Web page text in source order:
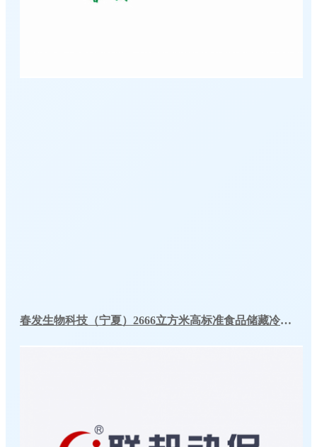
春发生物科技（宁夏）2666立方米高标准食品储藏冷库工程案例